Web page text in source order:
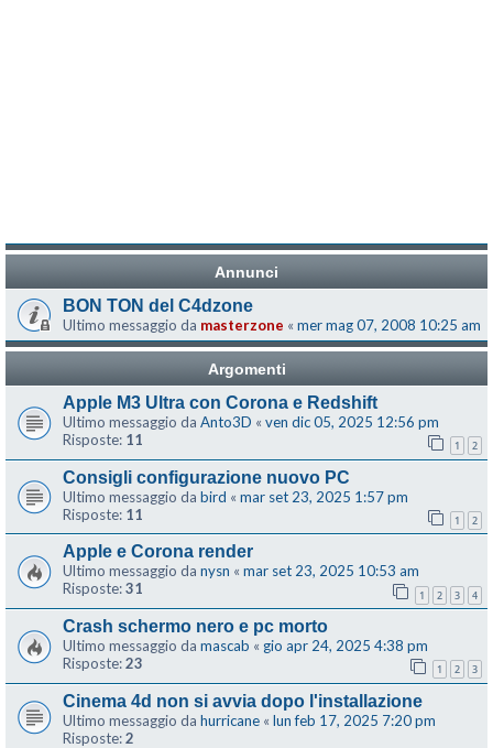
Annunci
BON TON del C4dzone
Ultimo messaggio da masterzone « mer mag 07, 2008 10:25 am
Argomenti
Apple M3 Ultra con Corona e Redshift
Ultimo messaggio da Anto3D « ven dic 05, 2025 12:56 pm
Risposte: 11 1 2
Consigli configurazione nuovo PC
Ultimo messaggio da bird « mar set 23, 2025 1:57 pm
Risposte: 11 1 2
Apple e Corona render
Ultimo messaggio da nysn « mar set 23, 2025 10:53 am
Risposte:31 1 2 3 4
Crash schermo nero e pc morto
Ultimo messaggio da mascab « gio apr 24, 2025 4:38 pm
Risposte:23 1 2 3
Cinema 4d non si avvia dopo l'installazione
Ultimo messaggio da hurricane « lun feb 17, 2025 7:20 pm
Risposte:2